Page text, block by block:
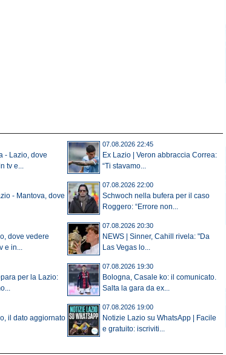
- Lazio, dove
tv e...
07.08.2026 22:45
Ex Lazio | Veron abbraccia Correa:
“Ti stavamo...
- Mantova, dove
07.08.2026 22:00
Schwoch nella bufera per il caso
Roggero: “Errore non...
dove vedere
e in...
07.08.2026 20:30
NEWS | Sinner, Cahill rivela: "Da
Las Vegas lo...
per la Lazio:
07.08.2026 19:30
Bologna, Casale ko: il comunicato.
Salta la gara da ex...
il dato aggiornato
07.08.2026 19:00
Notizie Lazio su WhatsApp | Facile
e gratuito: iscriviti...